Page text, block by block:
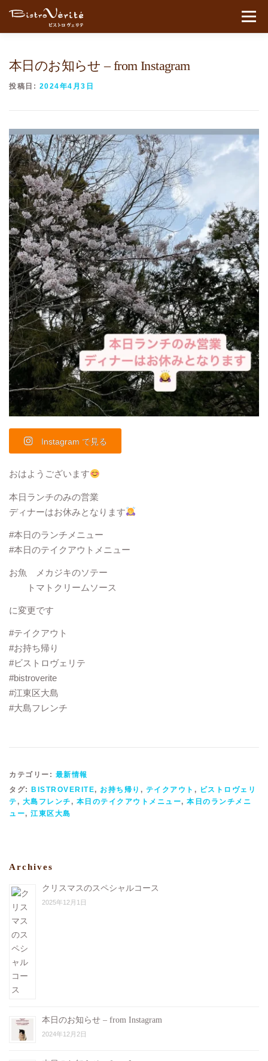
コンテンツへスキップ
メニュ
本日のお知らせ – from Instagram
投稿日: 2024年4月3日
Instagram で見る
おはようございます
本日ランチのみの営業
ディナーはお休みとなります
#本日のランチメニュー
#本日のテイクアウトメニュー
お魚 メカジキのソテー
トマトクリームソース
に変更です
#テイクアウト
#お持ち帰り
#ビストロヴェリテ
#bistroverite
#江東区大島
#大島フレンチ
カテゴリー: 最新情報
タグ: BISTROVERITE, お持ち帰り , テイクアウト , ビストロヴェリ
テ , 大島フレンチ , 本日のテイクアウトメニュー, 本日のランチメニ
ュー, 江東区大島
Archives
クリスマスのスペシャルコース
2025年12月1日
本日のお知らせ – from Instagram
2024年12月2日